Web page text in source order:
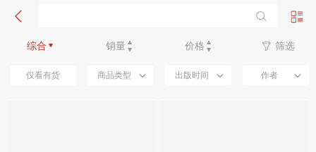
综合 销量 价格 筛选
新品优先
仅看有货 商品类型 出版时间 作者